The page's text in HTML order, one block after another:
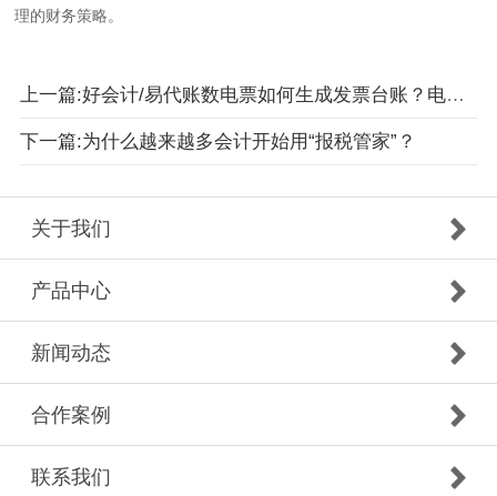
理的财务策略。
上一篇:好会计/易代账数电票如何生成发票台账？电子发票怎么验真查重？
下一篇:为什么越来越多会计开始用“报税管家”？
关于我们
产品中心
新闻动态
合作案例
联系我们